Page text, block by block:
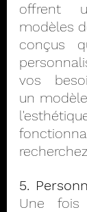
offrent
modèles
conçus
vos
un
5.
Une